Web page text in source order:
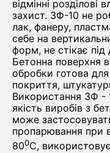
відмінні розділові
захист. ЗФ-10 не
лак, фанеру,
себе на
форм, не стікає під
Бетонна поверхня
обробки готова
покриття,
Використання ЗФ -
якість виробів з
може
пропарювання при
800С,